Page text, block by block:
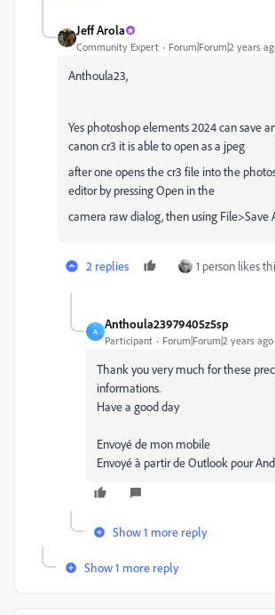
Jeff Arola
Community Expert Forum|Forum|2 years
Anthoula23,
Yes photoshop elements 2024 can save
canon cr3 it is able to open as a jpeg
after one opens the cr3 file into the
editor by pressing Open in the
camera raw dialog, then using File>Save
2 replies 1 person likes
A
Anthoula23979405z5sp
Participant Forum|Forum|2 years ago
Thank you very much for these
informations.
Have a good day
Envoyé de mon mobile
Envoyé à partir de Outlook pour
Show 1 more reply
Show 1 more reply